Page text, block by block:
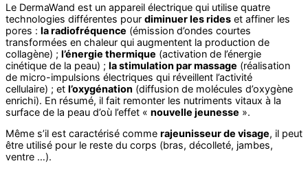
Le DermaWand est un appareil électrique qui utilise quatre
technologies différentes pour diminuer les rides et affiner les
pores : la radiofréquence (émission d’ondes courtes
transformées en chaleur qui augmentent la production de
collagène) ; l’énergie thermique (activation de l’énergie
cinétique de la peau) ; la stimulation par massage (réalisation
de micro-impulsions électriques qui réveillent l’activité
cellulaire) ; et l’oxygénation (diffusion de molécules d’oxygène
enrichi). En résumé, il fait remonter les nutriments vitaux à la
surface de la peau d’où l’effet « nouvelle jeunesse ».
Même s’il est caractérisé comme rajeunisseur de visage, il peut
être utilisé pour le reste du corps (bras, décolleté, jambes,
ventre …).